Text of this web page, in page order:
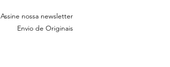
Assine nossa newsletter
Envio de Originais